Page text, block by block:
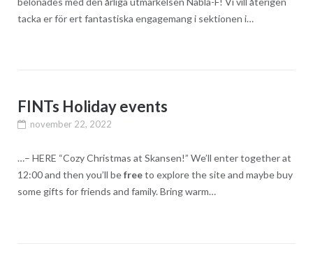
tacka er för ert fantastiska engagemang i sektionen i…
FINTs Holiday events
november 22, 2022
…– HERE “Cozy Christmas at Skansen!” We’ll enter together at
12:00 and then you’ll befreeto explore the site and maybe buy
some gifts for friends and family. Bring warm…